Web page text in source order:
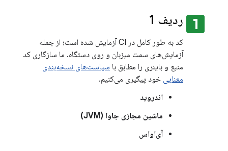
looks_one ردیف 1
کد به طور کامل در CI آزمایش شده است؛ از جمله
آزمایش‌های سمت میزبان و روی دستگاه. ما سازگاری کد
منبع و باینری را مطابق با سیاست‌های نسخه‌بندی
معنایی خود پیگیری می‌کنیم.
اندروید
ماشین مجازی جاوا (JVM)
آی‌او‌اس